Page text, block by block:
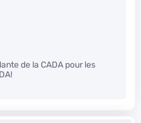
de la CADA pour les